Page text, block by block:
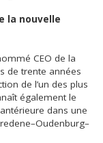
la nouvelle
CEO de la
de trente années
de l’un des plus
également le
dans une